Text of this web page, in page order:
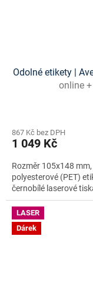
Odolné etikety |
online
867 Kč bez DPH
1 049 Kč
Rozměr 105x148
polyesterové (PET)
černobílé laserové
LASER
Dárek